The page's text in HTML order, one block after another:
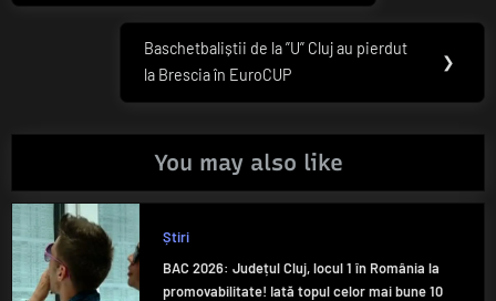
articole
Next
Post:
Baschetbaliștii de la ”U” Cluj au pierdut
la Brescia în EuroCUP
❯
You may also like
Știri
BAC 2026: Județul Cluj, locul 1 în România la
promovabilitate! Iată topul celor mai bune 10